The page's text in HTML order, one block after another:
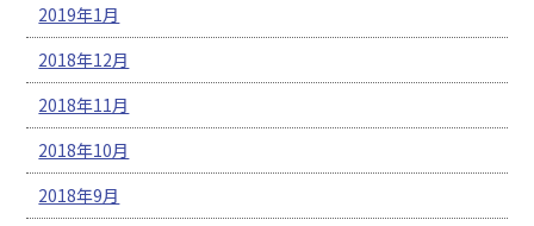
2019年1月
2018年12月
2018年11月
2018年10月
2018年9月